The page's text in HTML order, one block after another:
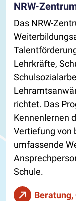
NRW-
Das NRW-
Lehrkräfte,
richtet. Das
Kennenlernen
Vertiefung von
umfassende
Schule.